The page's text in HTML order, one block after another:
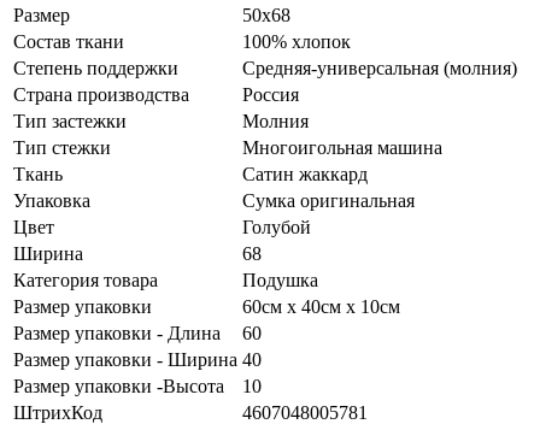
Размер
50х68
Состав ткани
100% хлопок
Степень поддержки
Средняя-универсальная (молния)
Страна производства
Россия
Тип застежки
Молния
Тип стежки
Многоигольная машина
Ткань
Сатин жаккард
Упаковка
Сумка оригинальная
Цвет
Голубой
Ширина
68
Категория товара
Подушка
Размер упаковки
60см х 40см х 10см
Размер упаковки - Длина
60
Размер упаковки - Ширина 40
Размер упаковки -Высота
10
ШтрихКод
4607048005781